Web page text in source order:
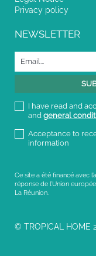
Privacy policy
NEWSLETTER
I have read and
and general
Acceptance to
information
Ce site a été financé avec
réponse de l’Union
La Réunion.
© TROPICAL HOME